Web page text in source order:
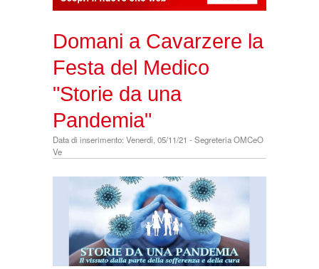
Domani a Cavarzere la
Festa del Medico
"Storie da una
Pandemia"
Data di inserimento: Venerdì, 05/11/21 - Segreteria OMCeO
Ve